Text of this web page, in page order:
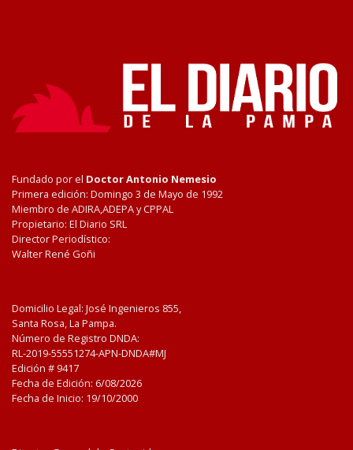
Fundado por el Doctor Antonio Nemesio
Primera edición: Domingo 3 de Mayo de 1992
Miembro de ADIRA,ADEPA y CPPAL
Propietario: El Diario SRL
Director Periodístico:
Walter René Goñi
Domicilio Legal: José Ingenieros 855,
Santa Rosa, La Pampa.
Número de Registro DNDA:
RL-2019-55551274-APN-DNDA#MJ
Edición # 9417
Fecha de Edición: 6/08/2026
Fecha de Inicio: 19/10/2000